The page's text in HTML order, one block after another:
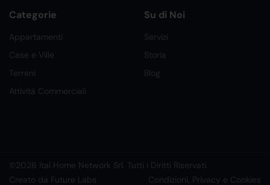
Categorie
Appartamenti
Case e Ville
Terreni
Attività Commerciali
Su di Noi
Servizi
Storia
Blog
©2026 Ital Home Network Srl. Tutti i Diritti Riservati.
Creato da Future Labs
Condizioni, Privacy e Cookies